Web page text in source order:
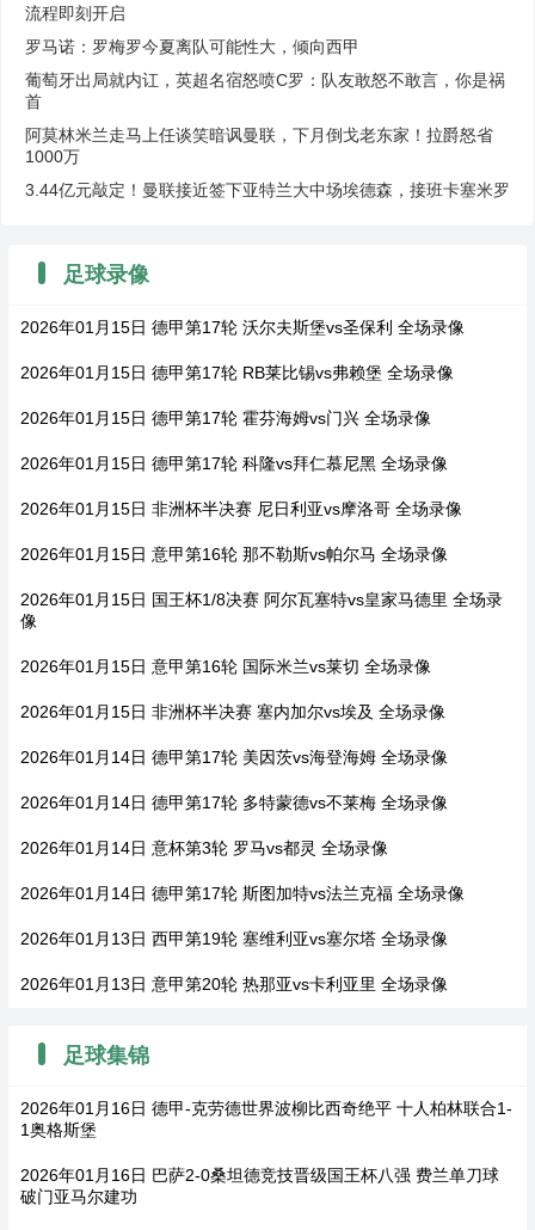
流程即刻开启
罗马诺：罗梅罗今夏离队可能性大，倾向西甲
葡萄牙出局就内讧，英超名宿怒喷C罗：队友敢怒不敢言，你是祸
首
阿莫林米兰走马上任谈笑暗讽曼联，下月倒戈老东家！拉爵怒省
1000万
3.44亿元敲定！曼联接近签下亚特兰大中场埃德森，接班卡塞米罗
足球录像
2026年01月15日 德甲第17轮 沃尔夫斯堡vs圣保利 全场录像
2026年01月15日 德甲第17轮 RB莱比锡vs弗赖堡 全场录像
2026年01月15日 德甲第17轮 霍芬海姆vs门兴 全场录像
2026年01月15日 德甲第17轮 科隆vs拜仁慕尼黑 全场录像
2026年01月15日 非洲杯半决赛 尼日利亚vs摩洛哥 全场录像
2026年01月15日 意甲第16轮 那不勒斯vs帕尔马 全场录像
2026年01月15日 国王杯1/8决赛 阿尔瓦塞特vs皇家马德里 全场录
像
2026年01月15日 意甲第16轮 国际米兰vs莱切 全场录像
2026年01月15日 非洲杯半决赛 塞内加尔vs埃及 全场录像
2026年01月14日 德甲第17轮 美因茨vs海登海姆 全场录像
2026年01月14日 德甲第17轮 多特蒙德vs不莱梅 全场录像
2026年01月14日 意杯第3轮 罗马vs都灵 全场录像
2026年01月14日 德甲第17轮 斯图加特vs法兰克福 全场录像
2026年01月13日 西甲第19轮 塞维利亚vs塞尔塔 全场录像
2026年01月13日 意甲第20轮 热那亚vs卡利亚里 全场录像
足球集锦
2026年01月16日 德甲-克劳德世界波柳比西奇绝平 十人柏林联合1-
1奥格斯堡
2026年01月16日 巴萨2-0桑坦德竞技晋级国王杯八强 费兰单刀球
破门亚马尔建功